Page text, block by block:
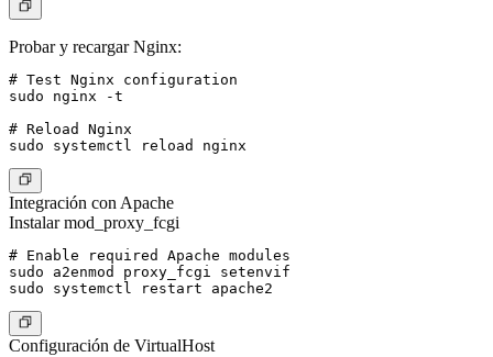
Probar y recargar Nginx:
# Test Nginx configuration
sudo nginx -t
# Reload Nginx
Integración con Apache
Instalar mod_proxy_fcgi
# Enable required Apache modules
sudo a2enmod proxy_fcgi setenvif
Configuración de VirtualHost